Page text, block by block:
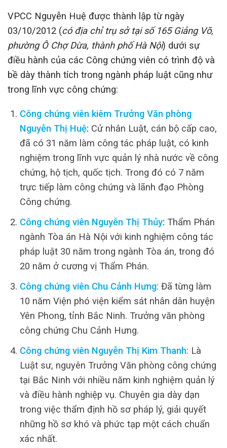
VPCC Nguyễn Huệ được thành lập từ ngày
03/10/2012 (có địa chỉ trụ sở tại số 165 Giảng Võ,
phường Ô Chợ Dừa, thành phố Hà Nội) dưới sự
điều hành của các Công chứng viên có trình độ và
bề dày thành tích trong ngành pháp luật cũng như
trong lĩnh vực công chứng:
Công chứng viên kiêm Trưởng Văn phòng
Nguyễn Thị Huệ: Cử nhân Luật, cán bộ cấp cao,
đã có 31 năm làm công tác pháp luật, có kinh
nghiệm trong lĩnh vực quản lý nhà nước về công
chứng, hộ tịch, quốc tịch. Trong đó có 7 năm
trực tiếp làm công chứng và lãnh đạo Phòng
Công chứng.
Công chứng viên Nguyễn Thị Thủy: Thẩm Phán
ngành Tòa án Hà Nội với kinh nghiệm công tác
pháp luật 30 năm trong ngành Tòa án, trong đó
20 năm ở cương vị Thẩm Phán.
Công chứng viên Chu Cảnh Hưng: Đã từng làm
10 năm Viện phó viện kiểm sát nhân dân huyện
Yên Phong, tỉnh Bắc Ninh. Trưởng văn phòng
công chứng Chu Cảnh Hưng.
Công chứng viên Nguyễn Thị Kim Thanh: Là
Luật sư, nguyên Trưởng Văn phòng công chứng
tại Bắc Ninh với nhiều năm kinh nghiệm quản lý
và điều hành nghiệp vụ. Chuyên gia dày dạn
trong việc thẩm định hồ sơ pháp lý, giải quyết
những hồ sơ khó và phức tạp một cách chuẩn
xác nhất.